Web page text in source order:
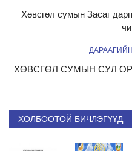
Хөвсгөл сумын Засаг
ХӨВСГӨЛ СУМЫН СУЛ
ХОЛБООТОЙ БИЧЛЭГҮҮД